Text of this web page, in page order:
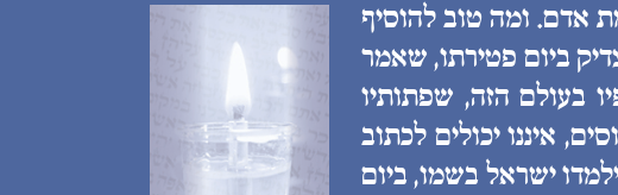
אדם. ומה טוב להוסיף
ביום פטירתו, שאמר
בעולם הזה, שפתותיו
איננו יכולים לכתוב
ישראל בשמו, ביום